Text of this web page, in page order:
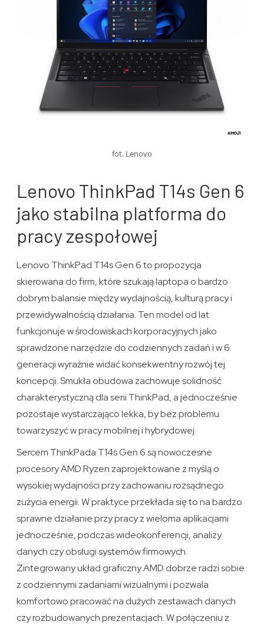
fot. Lenovo
Lenovo ThinkPad T14s Gen 6
jako stabilna platforma do
pracy zespołowej
Lenovo ThinkPad T14s Gen 6 to propozycja
skierowana do firm, które szukają laptopa o bardzo
dobrym balansie między wydajnością, kulturą pracy i
przewidywalnością działania. Ten model od lat
funkcjonuje w środowiskach korporacyjnych jako
sprawdzone narzędzie do codziennych zadań i w 6.
generacji wyraźnie widać konsekwentny rozwój tej
koncepcji. Smukła obudowa zachowuje solidność
charakterystyczną dla serii ThinkPad, a jednocześnie
pozostaje wystarczająco lekka, by bez problemu
towarzyszyć w pracy mobilnej i hybrydowej.
Sercem ThinkPada T14s Gen 6 są nowoczesne
procesory AMD Ryzen zaprojektowane z myślą o
wysokiej wydajności przy zachowaniu rozsądnego
zużycia energii. W praktyce przekłada się to na bardzo
sprawne działanie przy pracy z wieloma aplikacjami
jednocześnie, podczas wideokonferencji, analizy
danych czy obsługi systemów firmowych.
Zintegrowany układ graficzny AMD dobrze radzi sobie
z codziennymi zadaniami wizualnymi i pozwala
komfortowo pracować na dużych zestawach danych
czy rozbudowanych prezentacjach. W połączeniu z